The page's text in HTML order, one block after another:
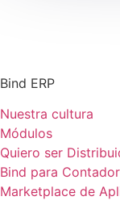
Bind ERP
Nuestra cultura
Módulos
Quiero ser
Bind para
Marketplace de